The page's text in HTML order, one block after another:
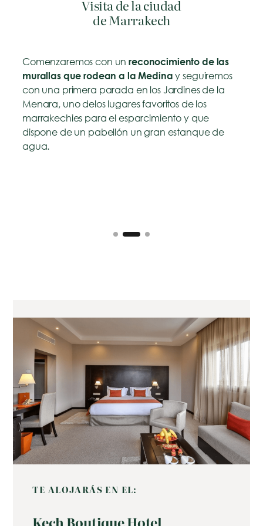
Visita de la ciudad
de Marrakech
Comenzaremos con unreconocimiento de las
murallas que rodean a la Medinay seguiremos
con una primera parada en los Jardines de la
Menara, uno delos lugares favoritos de los
marrakechies para el esparcimiento y que
dispone de un pabellón un gran estanque de
agua.
TE ALOJARÁS EN EL: